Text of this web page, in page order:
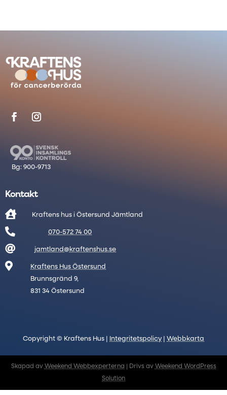
Kontakt
 Kraftens hus i Östersund Jämtland
 070-572 74 00
 jamtland@kraftenshus.se

Kraftens Hus Östersund
Brunnsgränd 9,
831 34 Östersund
Copyright © Kraftens Hus | Integritetspolicy Webbkarta
Skapad av Weekend Webbexperterna | Drivs av Weekend WordPress
Solution